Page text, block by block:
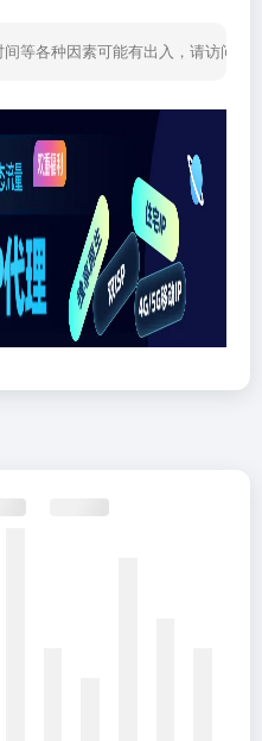
等各种因素可能有出入，请访问网